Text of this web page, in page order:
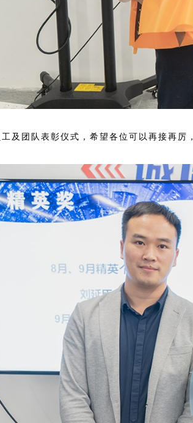
及团队表彰仪式，希望各位可以再接再厉